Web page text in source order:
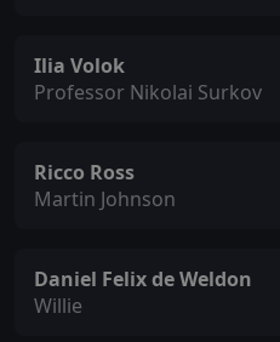
Ilia Volok
Professor Nikolai Surkov
Ricco Ross
Martin Johnson
Daniel Felix de Weldon
Willie